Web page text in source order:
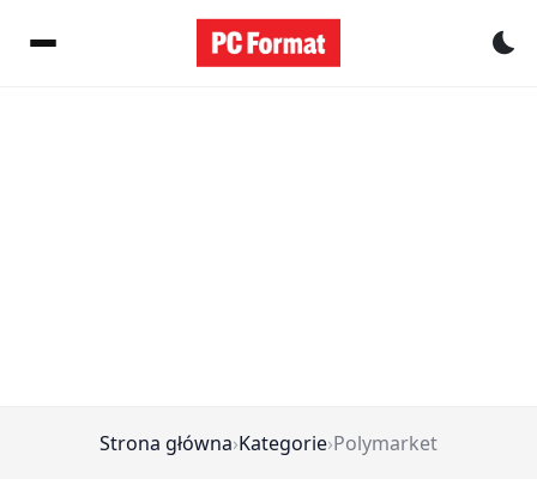
Strona główna›Kategorie›Polymarket